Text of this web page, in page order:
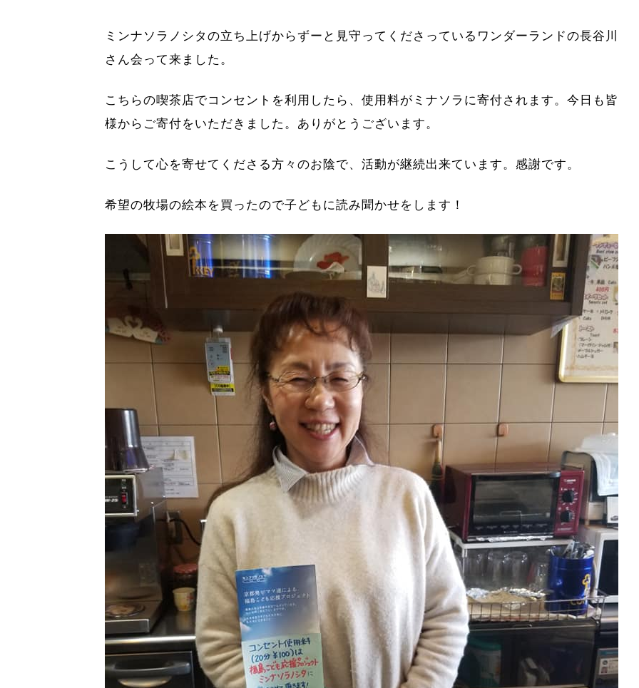
ミンナソラノシタの立ち上げからずーと見守ってくださっているワンダーランドの長谷川
さん会って来ました。
こちらの喫茶店でコンセントを利用したら、使用料がミナソラに寄付されます。今日も皆
様からご寄付をいただきました。ありがとうございます。
こうして心を寄せてくださる方々のお陰で、活動が継続出来ています。感謝です。
希望の牧場の絵本を買ったので子どもに読み聞かせをします！